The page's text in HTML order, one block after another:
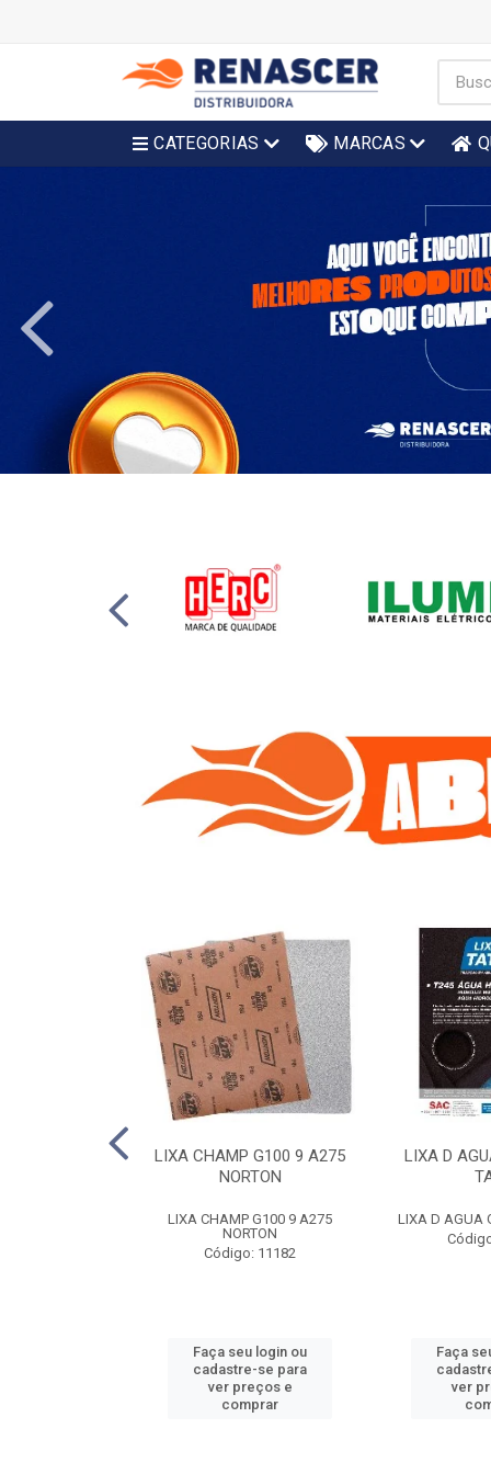
CATEGORIAS MARCAS
LIXA CHAMP G100 9 A275
NORTON
LIXA CHAMP G100 9 A275
NORTON
Código: 11182
Faça seu login ou
cadastre-se para
ver preços e
comprar
LIXA D
LIXA D AGUA
Faça
ver